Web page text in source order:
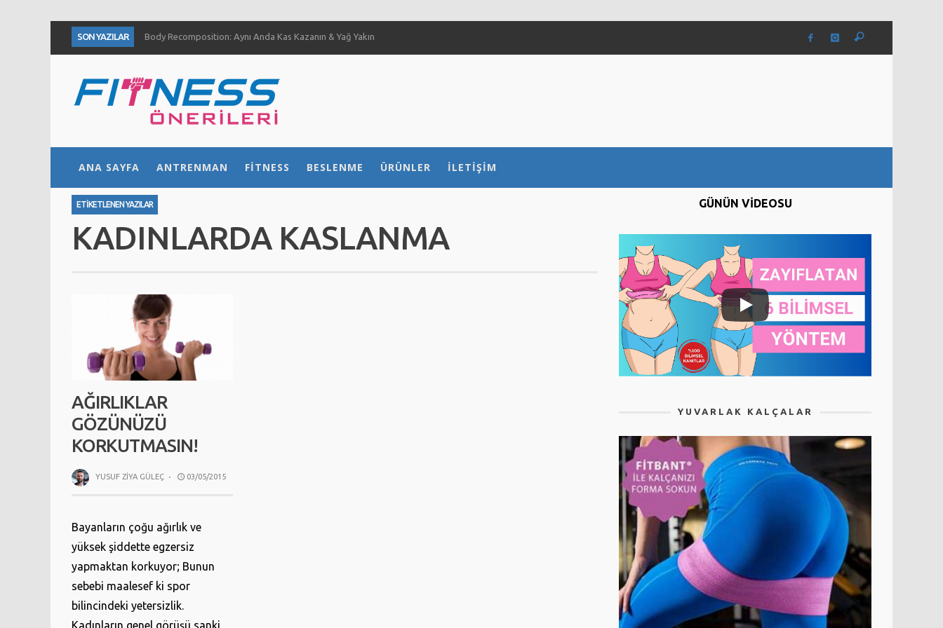
SON YAZILAR Body Recomposition: Aynı Anda Kas Kazanın & Yağ Yakın
Aç Karnına Egzersiz Daha Fazla Yağ Kaybı Sağlar Mı?
Temiz Büyüme (Clean Bulk) Nedir? Nasıl Yapılır?
Definasyon dönemi kas ve kuvvet gelişimini nasıl etkiliyor?
1 Ayda Ne Kadar Kas Kazanabilirsiniz?
ANA SAYFA ANTRENMAN FITNESS BESLENME ÜRÜNLER İLETIŞIM
ETIKETLENEN YAZILAR
KADINLARDA KASLANMA
AĞIRLIKLAR
GÖZÜNÜZÜ
KORKUTMASIN!
YUSUF ZIYA GÜLEÇ · 03/05/2015
Bayanların çoğu ağırlık ve
yüksek şiddette egzersiz
yapmaktan korkuyor; Bunun
sebebi maalesef ki spor
bilincindeki yetersizlik.
Kadınların genel görüşü sanki
GÜNÜN VİDEOSU
YUVARLAK KALÇALAR